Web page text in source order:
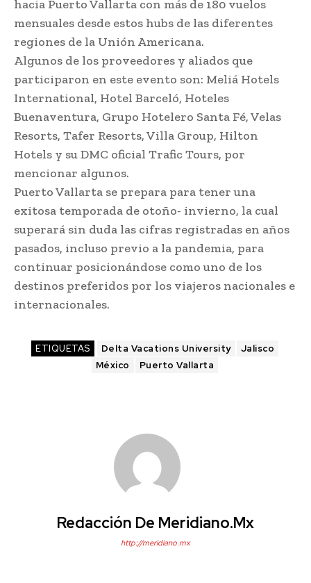
hacia Puerto Vallarta con más de 180 vuelos
mensuales desde estos hubs de las diferentes
regiones de la Unión Americana.
Algunos de los proveedores y aliados que
participaron en este evento son: Meliá Hotels
International, Hotel Barceló, Hoteles
Buenaventura, Grupo Hotelero Santa Fé, Velas
Resorts, Tafer Resorts, Villa Group, Hilton
Hotels y su DMC oficial Trafic Tours, por
mencionar algunos.
Puerto Vallarta se prepara para tener una
exitosa temporada de otoño- invierno, la cual
superará sin duda las cifras registradas en años
pasados, incluso previo a la pandemia, para
continuar posicionándose como uno de los
destinos preferidos por los viajeros nacionales e
internacionales.
ETIQUETAS Delta Vacations University
Jalisco
México
Puerto Vallarta
Redacción De Meridiano.mx
http://meridiano.mx